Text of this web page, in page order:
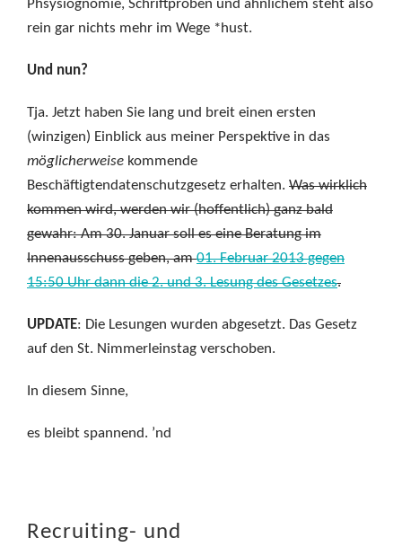
Phsysiognomie, Schriftproben und ähnlichem steht also
rein gar nichts mehr im Wege *hust.
Und nun?
Tja. Jetzt haben Sie lang und breit einen ersten
(winzigen) Einblick aus meiner Perspektive in das
möglicherweise kommende
Beschäftigtendatenschutzgesetz erhalten. Was wirklich
kommen wird, werden wir (hoffentlich) ganz bald
gewahr: Am 30. Januar soll es eine Beratung im
Innenausschuss geben, am01. Februar 2013 gegen
15:50 Uhr dann die 2. und 3. Lesung des Gesetzes.
UPDATE: Die Lesungen wurden abgesetzt. Das Gesetz
auf den St. Nimmerleinstag verschoben.
In diesem Sinne,
es bleibt spannend. ’nd
Recruiting- und